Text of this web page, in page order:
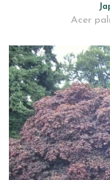
Acer